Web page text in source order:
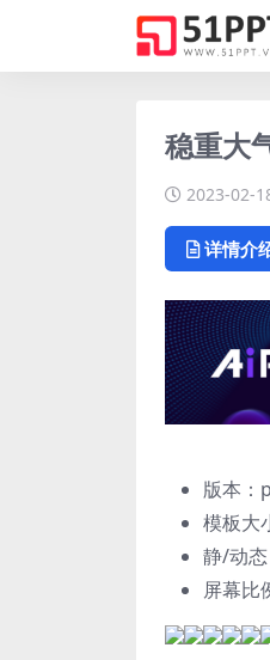
稳重大
2023-02-
详情介
版本
模板大
静/动
屏幕比